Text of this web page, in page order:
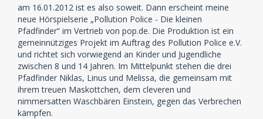
am 16.01.2012 ist es also soweit. Dann erscheint meine
neue Hörspielserie „Pollution Police - Die kleinen
Pfadfinder“ im Vertrieb von pop.de. Die Produktion ist ein
gemeinnütziges Projekt im Auftrag des Pollution Police e.V.
und richtet sich vorwiegend an Kinder und Jugendliche
zwischen 8 und 14 Jahren. Im Mittelpunkt stehen die drei
Pfadfinder Niklas, Linus und Melissa, die gemeinsam mit
ihrem treuen Maskottchen, dem cleveren und
nimmersatten Waschbären Einstein, gegen das Verbrechen
kämpfen.